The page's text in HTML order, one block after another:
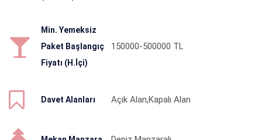
Min. Yemeksiz
Paket Başlangıç
Fiyatı (H.İçi)
150000-500000 TL
Davet Alanları Açık Alan,Kapalı Alan